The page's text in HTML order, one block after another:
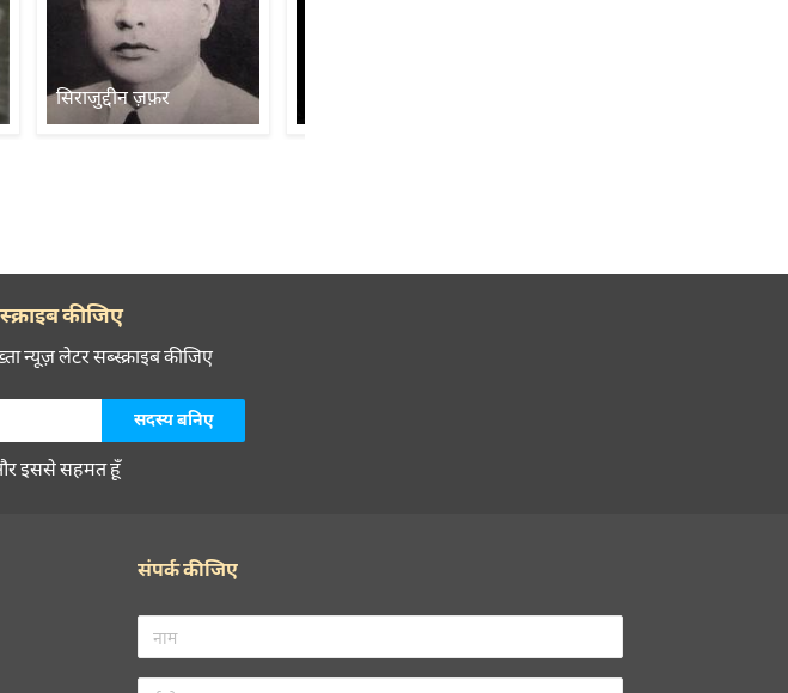
सिराजुद्दीन ज़फ़र
कीजिए
न्यूज़ लेटर सब्स्क्राइब कीजिए
इससे सहमत हूँ
संपर्क कीजिए